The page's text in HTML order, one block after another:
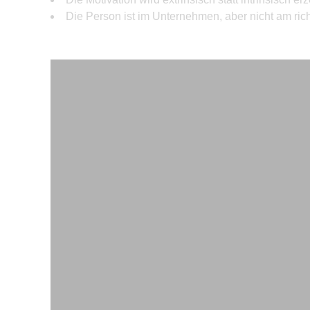
Die Person ist im Unternehmen, aber nicht am